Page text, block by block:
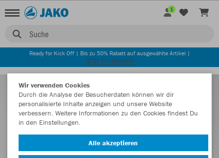
Suche
1
Ready for Kick Off | Bis zu 50% Rabatt auf ausgewählte Artikel |
JETZT ENTDECKEN
Wir verwenden Cookies
Durch die Analyse der Besucherdaten können wir dir
personalisierte Inhalte anzeigen und unsere Website
verbessern. Weitere Informationen zu den Cookies findest Du
in den Einstellungen.
Alle akzeptieren